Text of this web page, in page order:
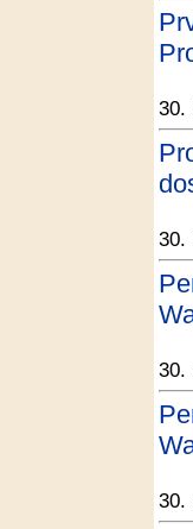
30.
30.
30.
30.